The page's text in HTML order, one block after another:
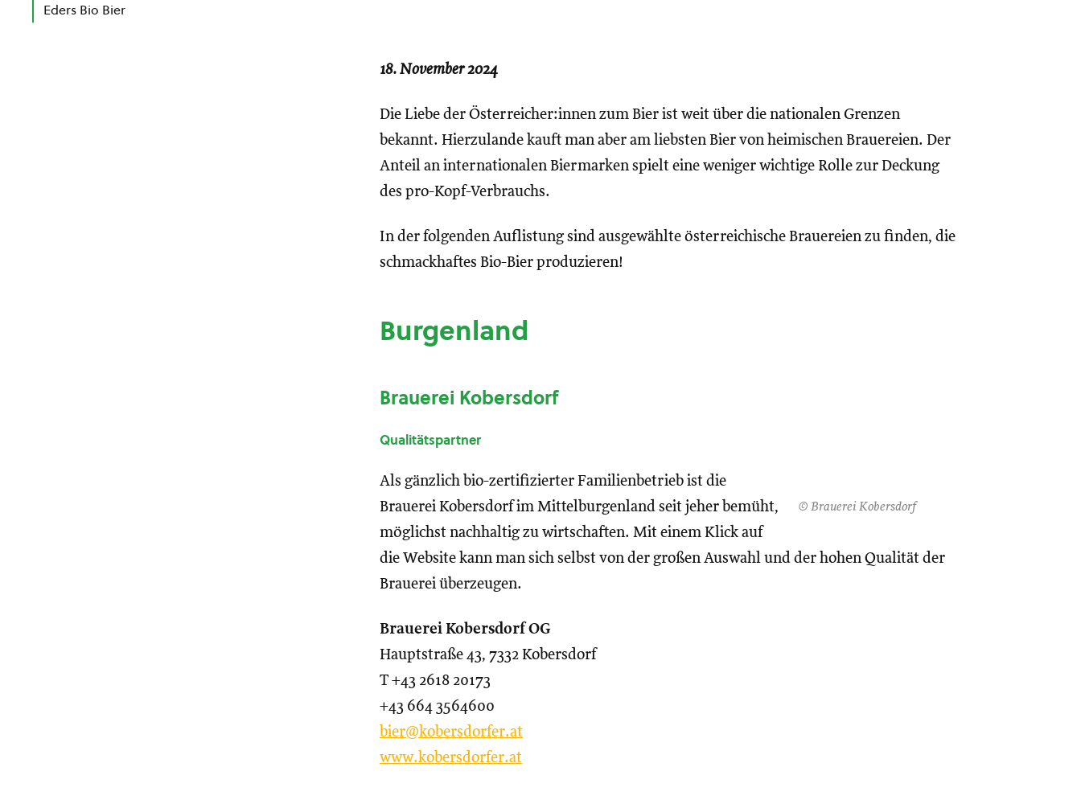
18. November 2024
Die Liebe der Österreicher:innen zum Bier ist weit über die nationalen Grenzen
bekannt. Hierzulande kauft man aber am liebsten Bier von heimischen Brauereien. Der
Anteil an internationalen Biermarken spielt eine weniger wichtige Rolle zur Deckung
des pro-Kopf-Verbrauchs.
In der folgenden Auflistung sind ausgewählte österreichische Brauereien zu finden, die
schmackhaftes Bio-Bier produzieren!
Burgenland
Brauerei Kobersdorf
Qualitätspartner
© Brauerei Kobersdorf
Als gänzlich bio-zertifizierter Familienbetrieb ist die
Brauerei Kobersdorf im Mittelburgenland seit jeher bemüht,
möglichst nachhaltig zu wirtschaften. Mit einem Klick auf
die Website kann man sich selbst von der großen Auswahl und der hohen Qualität der
Brauerei überzeugen.
Brauerei Kobersdorf OG
Hauptstraße 43, 7332 Kobersdorf
T +43 2618 20173
+43 664 3564600
bier@kobersdorfer.at
www.kobersdorfer.at
Eders Bio Bier